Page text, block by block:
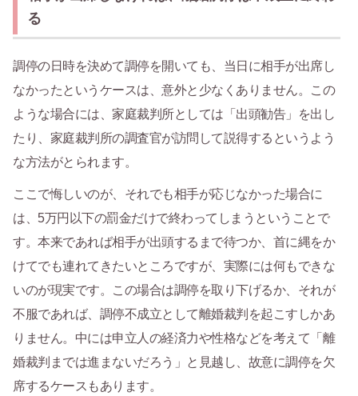
る
調停の日時を決めて調停を開いても、当日に相手が出席し
なかったというケースは、意外と少なくありません。この
ような場合には、家庭裁判所としては「出頭勧告」を出し
たり、家庭裁判所の調査官が訪問して説得するというよう
な方法がとられます。
ここで悔しいのが、それでも相手が応じなかった場合に
は、5万円以下の罰金だけで終わってしまうということで
す。本来であれば相手が出頭するまで待つか、首に縄をか
けてでも連れてきたいところですが、実際には何もできな
いのが現実です。この場合は調停を取り下げるか、それが
不服であれば、調停不成立として離婚裁判を起こすしかあ
りません。中には申立人の経済力や性格などを考えて「離
婚裁判までは進まないだろう」と見越し、故意に調停を欠
席するケースもあります。